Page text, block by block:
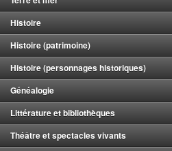
Histoire
Histoire (patrimoine)
Histoire (personnages historiques)
Généalogie
Littérature et bibliothèques
Théâtre et spectacles vivants